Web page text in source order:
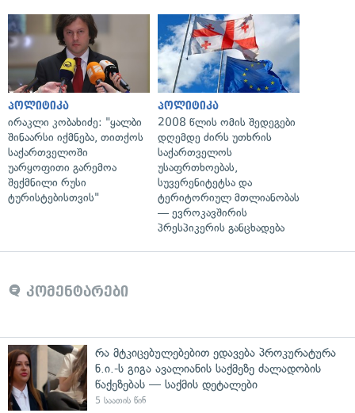
პოლიტიკა
ირაკლი კობახიძე: "ყალბი
შინაარსი იქმნება, თითქოს
საქართველოში
უარყოფითი გარემოა
შექმნილი რუსი
ტურისტებისთვის"
პოლიტიკა
2008 წლის ომის შედეგები
დღემდე ძირს უთხრის
საქართველოს
უსაფრთხოებას,
სუვერენიტეტსა და
ტერიტორიულ მთლიანობას
— ევროკავშირის
პრესპიკერის განცხადება
კომენტარები
რა მტკიცებულებებით ედავება პროკურატურა
ნ.ი.-ს გიგა ავალიანის საქმეზე ძალადობის
წაქეზებას — საქმის დეტალები
5 საათის წინ